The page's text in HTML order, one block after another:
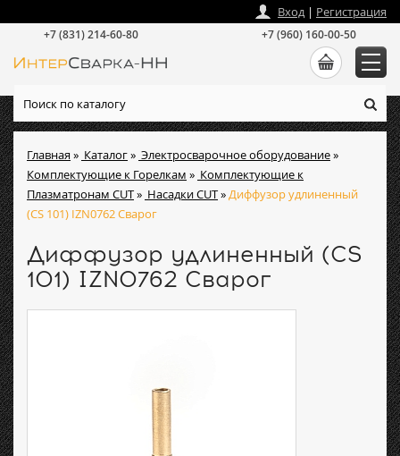
Главная» Каталог» Электросварочное оборудование»
Комплектующие к Горелкам » Комплектующие к
Плазматронам CUT» Насадки CUT»Диффузор удлиненный
(CS 101) IZN0762 Сварог
Диффузор удлиненный (CS
101) IZN0762 Сварог
Вход| Регистрация
+7 (831) 214-60-80 +7 (960) 160-00-50